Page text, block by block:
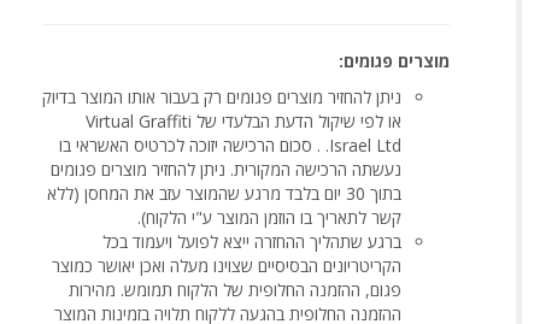
מוצרים פגומים:
ניתן להחזיר מוצרים פגומים רק בעבור אותו המוצר בדיוק
או לפי שיקול הדעת הבלעדי של Virtual Graffiti
Israel Ltd. . סכום הרכישה יזוכה לכרטיס האשראי בו
נעשתה הרכישה המקורית. ניתן להחזיר מוצרים פגומים
בתוך 30 יום בלבד מרגע שהמוצר עזב את המחסן (ללא
קשר לתאריך בו הוזמן המוצר ע"י הלקוח).
ברגע שתהליך ההחזרה ייצא לפועל ויעמוד בכל
הקריטריונים הבסיסיים שצוינו מעלה ואכן יאושר כמוצר
פגום, ההזמנה החלופית של הלקוח תמומש. מהירות
ההזמנה החלופית בהגעה ללקוח תלויה בזמינות המוצר